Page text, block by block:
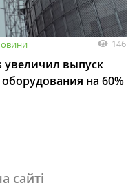
146
увеличил выпуск
на 60%
сайті